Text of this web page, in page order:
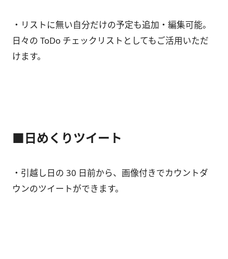
・リストに無い自分だけの予定も追加・編集可能。
日々の ToDo チェックリストとしてもご活用いただ
けます。
■日めくりツイート
・引越し日の 30 日前から、画像付きでカウントダ
ウンのツイートができます。